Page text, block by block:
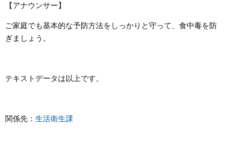
【アナウンサー】
ご家庭でも基本的な予防方法をしっかりと守って、食中毒を防
ぎましょう。
テキストデータは以上です。
関係先： 生活衛生課